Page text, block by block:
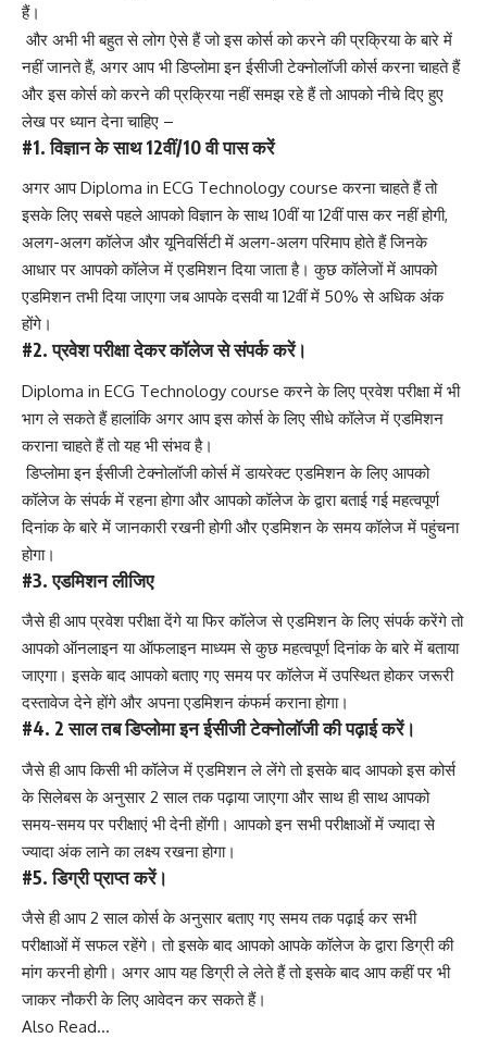
हैं।
और अभी भी बहुत से लोग ऐसे हैं जो इस कोर्स को करने की प्रक्रिया के बारे में
नहीं जानते हैं, अगर आप भी डिप्लोमा इन ईसीजी टेक्नोलॉजी कोर्स करना चाहते हैं
और इस कोर्स को करने की प्रक्रिया नहीं समझ रहे हैं तो आपको नीचे दिए हुए
लेख पर ध्यान देना चाहिए –
#1. विज्ञान के साथ 12वीं/10 वी पास करें
अगर आप Diploma in ECG Technology course करना चाहते हैं तो
इसके लिए सबसे पहले आपको विज्ञान के साथ 10वीं या 12वीं पास कर नहीं होगी,
अलग-अलग कॉलेज और यूनिवर्सिटी में अलग-अलग परिमाप होते हैं जिनके
आधार पर आपको कॉलेज में एडमिशन दिया जाता है। कुछ कॉलेजों में आपको
एडमिशन तभी दिया जाएगा जब आपके दसवी या 12वीं में 50% से अधिक अंक
होंगे।
#2. प्रवेश परीक्षा देकर कॉलेज से संपर्क करें।
Diploma in ECG Technology course करने के लिए प्रवेश परीक्षा में भी
भाग ले सकते हैं हालांकि अगर आप इस कोर्स के लिए सीधे कॉलेज में एडमिशन
कराना चाहते हैं तो यह भी संभव है।
डिप्लोमा इन ईसीजी टेक्नोलॉजी कोर्स में डायरेक्ट एडमिशन के लिए आपको
कॉलेज के संपर्क में रहना होगा और आपको कॉलेज के द्वारा बताई गई महत्वपूर्ण
दिनांक के बारे में जानकारी रखनी होगी और एडमिशन के समय कॉलेज में पहुंचना
होगा।
#3. एडमिशन लीजिए
जैसे ही आप प्रवेश परीक्षा देंगे या फिर कॉलेज से एडमिशन के लिए संपर्क करेंगे तो
आपको ऑनलाइन या ऑफलाइन माध्यम से कुछ महत्वपूर्ण दिनांक के बारे में बताया
जाएगा। इसके बाद आपको बताए गए समय पर कॉलेज में उपस्थित होकर जरूरी
दस्तावेज देने होंगे और अपना एडमिशन कंफर्म कराना होगा।
#4. 2 साल तब डिप्लोमा इन ईसीजी टेक्नोलॉजी की पढ़ाई करें।
जैसे ही आप किसी भी कॉलेज में एडमिशन ले लेंगे तो इसके बाद आपको इस कोर्स
के सिलेबस के अनुसार 2 साल तक पढ़ाया जाएगा और साथ ही साथ आपको
समय-समय पर परीक्षाएं भी देनी होंगी। आपको इन सभी परीक्षाओं में ज्यादा से
ज्यादा अंक लाने का लक्ष्य रखना होगा।
#5. डिग्री प्राप्त करें।
जैसे ही आप 2 साल कोर्स के अनुसार बताए गए समय तक पढ़ाई कर सभी
परीक्षाओं में सफल रहेंगे। तो इसके बाद आपको आपके कॉलेज के द्वारा डिग्री की
मांग करनी होगी। अगर आप यह डिग्री ले लेते हैं तो इसके बाद आप कहीं पर भी
जाकर नौकरी के लिए आवेदन कर सकते हैं।
Also Read…